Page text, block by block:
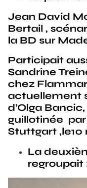
Jean David
Bertail ,
la BD sur
Participait
Sandrine
chez
actuellement
d’Olga
guillotinée par
Stuttgart ,le10
La
regroupait